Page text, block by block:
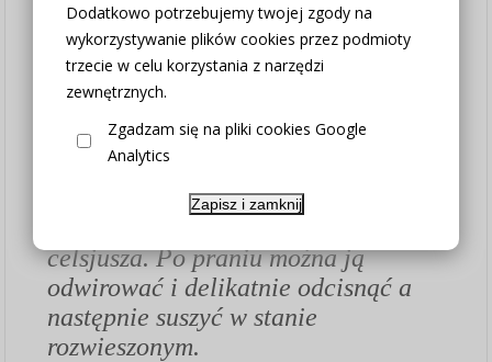
Dodatkowo potrzebujemy twojej zgody na
wykorzystywanie plików cookies przez podmioty
trzecie w celu korzystania z narzędzi
zewnętrznych.
Zgadzam się na pliki cookies Google
Analytics
Zapisz i zamknij
Jest wykonana z tkaniny wysokiej
jakości.
Dzieki dużej zawartości poliestru
mało sie gniecie a wygląd lnu.
Użytkowanie: można prać w letniej
celsjusza. Po praniu można ją
odwirować i delikatnie odcisnąć a
następnie suszyć w stanie
rozwieszonym.